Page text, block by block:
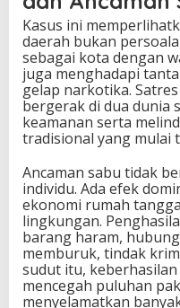
Kasus ini
daerah bukan
sebagai kota dengan
juga menghadapi
gelap narkotika.
bergerak di dua dunia
keamanan serta
tradisional yang mulai
Ancaman sabu tidak
individu. Ada efek
ekonomi rumah
lingkungan.
barang haram,
memburuk, tindak
sudut itu,
mencegah puluhan
menyelamatkan